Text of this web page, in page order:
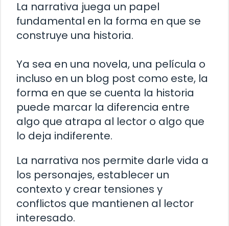
La narrativa juega un papel
fundamental en la forma en que se
construye una historia.
Ya sea en una novela, una película o
incluso en un blog post como este, la
forma en que se cuenta la historia
puede marcar la diferencia entre
algo que atrapa al lector o algo que
lo deja indiferente.
La narrativa nos permite darle vida a
los personajes, establecer un
contexto y crear tensiones y
conflictos que mantienen al lector
interesado.